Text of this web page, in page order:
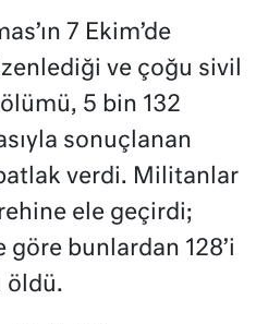
7 Ekim’de
ve çoğu sivil
5 bin 132
sonuçlanan
patlak verdi. Militanlar
ele geçirdi;
göre bunlardan 128’i
öldü.